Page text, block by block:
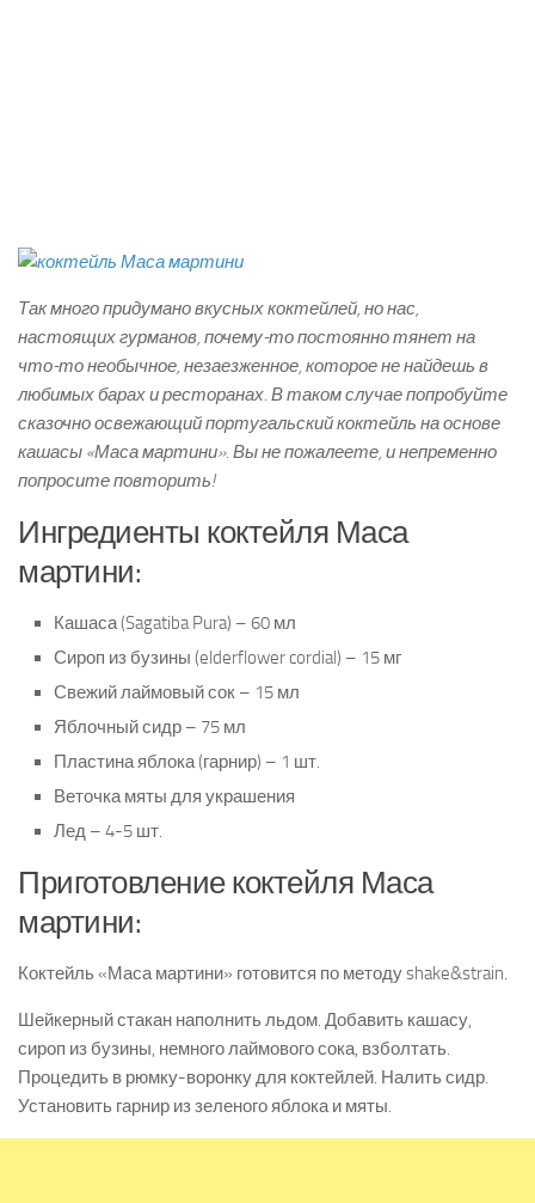
Так много придумано вкусных коктейлей, но нас,
настоящих гурманов, почему-то постоянно тянет на
что-то необычное, незаезженное, которое не найдешь в
любимых барах и ресторанах. В таком случае попробуйте
сказочно освежающий португальский коктейль на основе
кашасы «Маса мартини». Вы не пожалеете, и непременно
попросите повторить!
Ингредиенты коктейля Маса
мартини:
Кашаса (Sagatiba Pura) – 60 мл
Сироп из бузины (elderflower cordial) – 15 мг
Свежий лаймовый сок – 15 мл
Яблочный сидр – 75 мл
Пластина яблока (гарнир) – 1 шт.
Веточка мяты для украшения
Лед – 4-5 шт.
Приготовление коктейля Маса
мартини:
Коктейль «Маса мартини» готовится по методу shake&strain.
Шейкерный стакан наполнить льдом. Добавить кашасу,
сироп из бузины, немного лаймового сока, взболтать.
Процедить в рюмку-воронку для коктейлей. Налить сидр.
Установить гарнир из зеленого яблока и мяты.